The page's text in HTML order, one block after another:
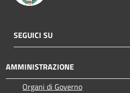
SEGUICI SU
AMMINISTRAZIONE
Organi di Governo